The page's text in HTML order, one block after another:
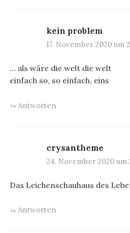
kein problem
17. November 2020 um
… als wäre die welt die welt
einfach so, so einfach, eins
Antworten
crysantheme
24. November 2020 um
Das Leichenschauhaus des
Antworten